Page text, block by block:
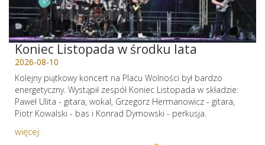
Koniec Listopada w środku lata
2026-08-10
Kolejny piątkowy koncert na Placu Wolności był bardzo
energetyczny. Wystąpił zespół Koniec Listopada w składzie:
Paweł Ulita - gitara, wokal, Grzegorz Hermanowicz - gitara,
Piotr Kowalski - bas i Konrad Dymowski - perkusja.
więcej